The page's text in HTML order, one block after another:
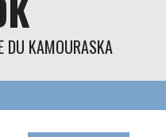
DU KAMOURASKA